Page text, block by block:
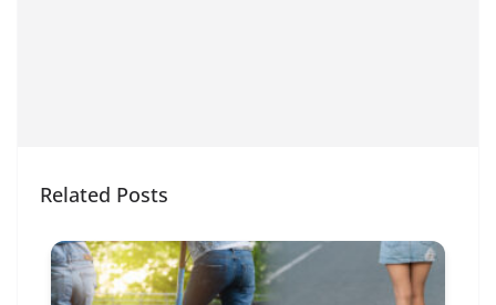
Related Posts